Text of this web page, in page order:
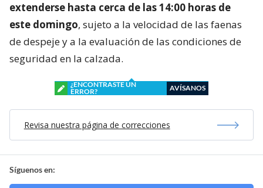
extenderse hasta cerca de las 14:00 horas de
este domingo, sujeto a la velocidad de las faenas
de despeje y a la evaluación de las condiciones de
seguridad en la calzada.
¿ENCONTRASTE UN
ERROR?
AVÍSANOS
Revisa nuestra página de correcciones
Síguenos en: